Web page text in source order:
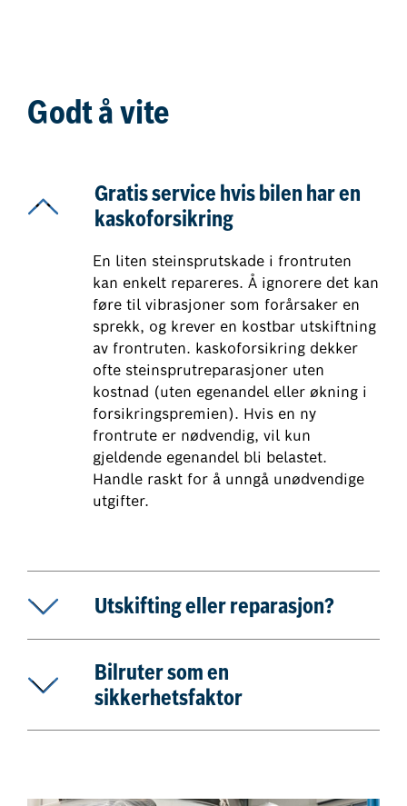
Godt å vite
Gratis service hvis bilen har en
kaskoforsikring
En liten steinsprutskade i frontruten
kan enkelt repareres. Å ignorere det kan
føre til vibrasjoner som forårsaker en
sprekk, og krever en kostbar utskiftning
av frontruten. kaskoforsikring dekker
ofte steinsprutreparasjoner uten
kostnad (uten egenandel eller økning i
forsikringspremien). Hvis en ny
frontrute er nødvendig, vil kun
gjeldende egenandel bli belastet.
Handle raskt for å unngå unødvendige
utgifter.
Utskifting eller reparasjon?
Bilruter som en
sikkerhetsfaktor